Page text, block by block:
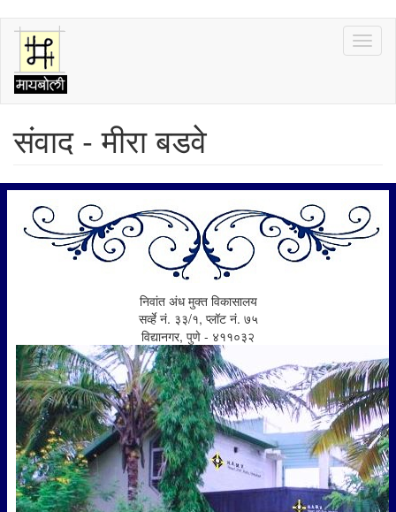
Skip
main
content
संवाद - मीरा बडवे
निवांत अंध मुक्त विकासालय
सर्व्हे नं. ३३/१, प्लॉट नं. ७५
विद्यानगर, पुणे - ४११०३२